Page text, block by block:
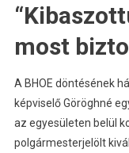
most
A BHOE döntésének
képviselő Göröghné
az egyesületen belül
polgármesterjelölt